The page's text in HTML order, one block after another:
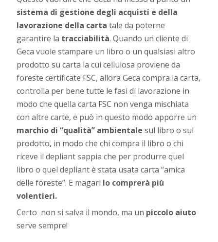
sistema di gestione degli acquisti e della
lavorazione della carta tale da poterne
garantire la tracciabilità. Quando un cliente di
Geca vuole stampare un libro o un qualsiasi altro
prodotto su carta la cui cellulosa proviene da
foreste certificate FSC, allora Geca compra la carta,
controlla per bene tutte le fasi di lavorazione in
modo che quella carta FSC non venga mischiata
con altre carte, e può in questo modo apporre un
marchio di “qualità” ambientale sul libro o sul
prodotto, in modo che chi compra il libro o chi
riceve il depliant sappia che per produrre quel
libro o quel depliant è stata usata carta “amica
delle foreste”. E magari lo comprerà più
volentieri.
Certo non si salva il mondo, ma un piccolo aiuto
serve sempre!